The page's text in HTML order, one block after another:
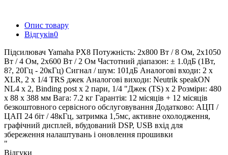
Опис товару
Відгуків0
Підсилювач Yamaha PX8 Потужність: 2x800 Вт / 8 Ом, 2x1050
Вт / 4 Ом, 2x600 Вт / 2 Ом Частотний діапазон: ± 1.0дБ (1Вт,
8?, 20Гц - 20кГц) Сигнал / шум: 101дБ Аналогові входи: 2 x
XLR, 2 x 1/4 TRS джек Аналогові виходи: Neutrik speakON
NL4 x 2, Binding post x 2 пари, 1/4 "Джек (TS) x 2 Розміри: 480
x 88 x 388 мм Вага: 7.2 кг Гарантія: 12 місяців + 12 місяців
безкоштовного сервісного обслуговування Додатково: АЦП /
ЦАП 24 біт / 48кГц, затримка 1,5мс, активне охолодження,
графічний дисплей, вбудований DSP, USB вхід для
збереження налаштувань і оновлення прошивки
"
Відгуки